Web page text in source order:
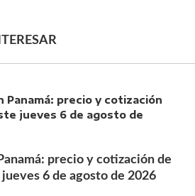
precio y cotización de
jueves 6 de agosto de 2026